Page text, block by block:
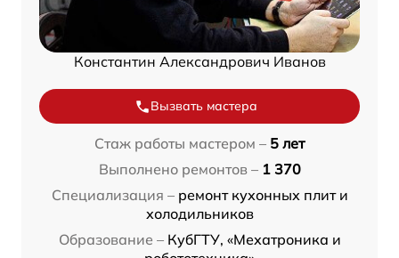
Константин Александрович Иванов
Вызвать мастера
Стаж работы мастером – 5 лет
Выполнено ремонтов – 1 370
Специализация – ремонт кухонных плит и
холодильников
Образование – КубГТУ, «Мехатроника и